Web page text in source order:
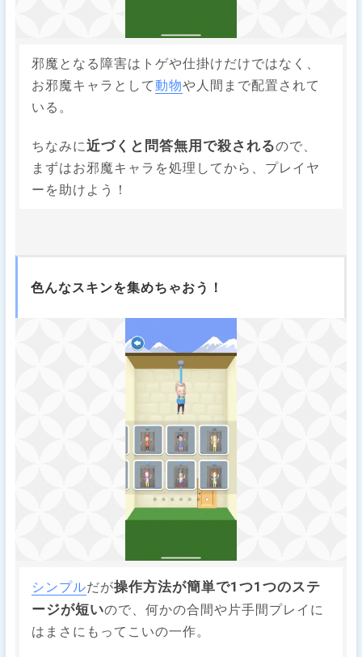
邪魔となる障害はトゲや仕掛けだけではなく、
お邪魔キャラとして動物や人間まで配置されて
いる。
ちなみに近づくと問答無用で殺されるので、
まずはお邪魔キャラを処理してから、プレイヤ
ーを助けよう！
色んなスキンを集めちゃおう！
シンプルだが操作方法が簡単で1つ1つのステ
ージが短いので、何かの合間や片手間プレイに
はまさにもってこいの一作。